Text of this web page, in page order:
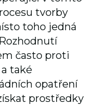
tvorby
toho jedná
často proti
také
opatření
prostředky